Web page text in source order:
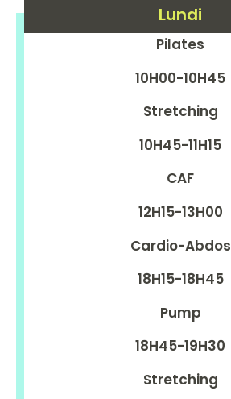
Lundi
Pilates
10H00-10H45
Stretching
10H45-11H15
CAF
12H15-13H00
Cardio-Abdos
18H15-18H45
Pump
18H45-19H30
Stretching